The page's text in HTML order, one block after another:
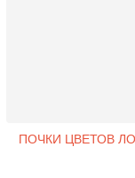
ПОЧКИ ЦВЕТОВ